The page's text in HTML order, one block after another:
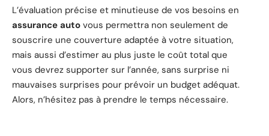
L’évaluation précise et minutieuse de vos besoins en
assurance auto vous permettra non seulement de
souscrire une couverture adaptée à votre situation,
mais aussi d’estimer au plus juste le coût total que
vous devrez supporter sur l’année, sans surprise ni
mauvaises surprises pour prévoir un budget adéquat.
Alors, n’hésitez pas à prendre le temps nécessaire.